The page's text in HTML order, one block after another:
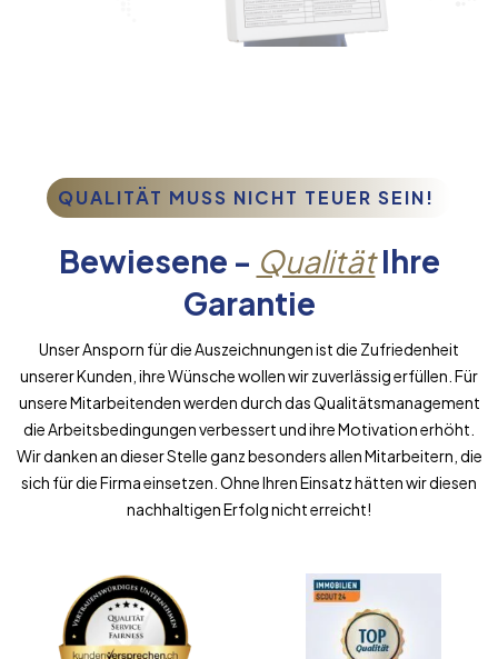
QUALITÄT MUSS NICHT TEUER SEIN!
Bewiesene - QualitätIhre
Garantie
Unser Ansporn für die Auszeichnungen ist die Zufriedenheit
unserer Kunden, ihre Wünsche wollen wir zuverlässig erfüllen. Für
unsere Mitarbeitenden werden durch das Qualitätsmanagement
die Arbeitsbedingungen verbessert und ihre Motivation erhöht.
Wir danken an dieser Stelle ganz besonders allen Mitarbeitern, die
sich für die Firma einsetzen. Ohne Ihren Einsatz hätten wir diesen
nachhaltigen Erfolg nicht erreicht!